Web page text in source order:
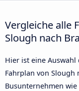
Vergleiche alle
Slough nach
Hier ist eine
Fahrplan von Slough
Busunternehmen